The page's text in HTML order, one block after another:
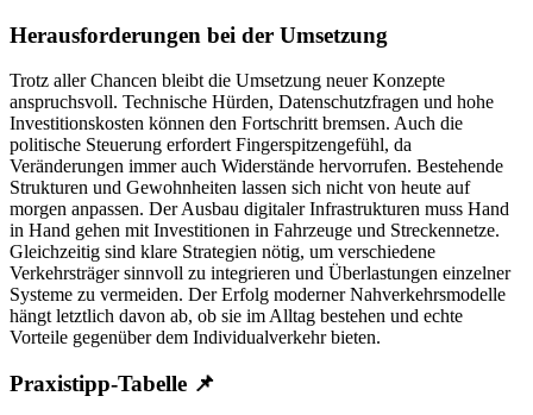
Herausforderungen bei der Umsetzung
Trotz aller Chancen bleibt die Umsetzung neuer Konzepte
anspruchsvoll. Technische Hürden, Datenschutzfragen und hohe
Investitionskosten können den Fortschritt bremsen. Auch die
politische Steuerung erfordert Fingerspitzengefühl, da
Veränderungen immer auch Widerstände hervorrufen. Bestehende
Strukturen und Gewohnheiten lassen sich nicht von heute auf
morgen anpassen. Der Ausbau digitaler Infrastrukturen muss Hand
in Hand gehen mit Investitionen in Fahrzeuge und Streckennetze.
Gleichzeitig sind klare Strategien nötig, um verschiedene
Verkehrsträger sinnvoll zu integrieren und Überlastungen einzelner
Systeme zu vermeiden. Der Erfolg moderner Nahverkehrsmodelle
hängt letztlich davon ab, ob sie im Alltag bestehen und echte
Vorteile gegenüber dem Individualverkehr bieten.
Praxistipp-Tabelle 📌